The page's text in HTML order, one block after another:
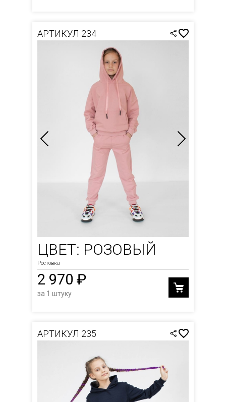
АРТИКУЛ 234
ЦВЕТ: РОЗОВЫЙ
Ростовка
2 970 ₽
за 1 штуку
АРТИКУЛ 235